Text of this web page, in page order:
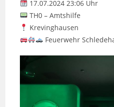
17.07.2024 23:06 Uhr
TH0 – Amtshilfe
Krevinghausen
Feuerwehr